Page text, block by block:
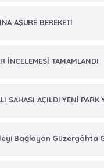
AŞURE BEREKETİ
İNCELEMESİ TAMAMLANDI
SAHASI AÇILDI YENİ PARK
Bağlayan Güzergâhta